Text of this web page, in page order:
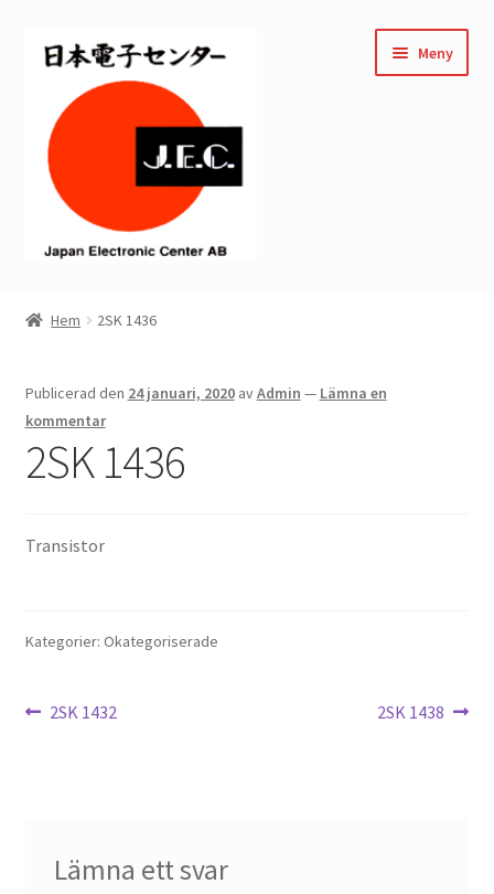
Hoppa
till
navigering
Hoppa
till
innehåll
Meny
Mitt konto
Varukorg
Hem 2SK 1436
Publicerad den 24 januari, 2020 avAdmin — Lämna en
kommentar
2SK 1436
Transistor
Kategorier: Okategoriserade
Inläggsnavigering
Föregående
2SK 1432
Nästa
2SK 1438
Lämna ett svar